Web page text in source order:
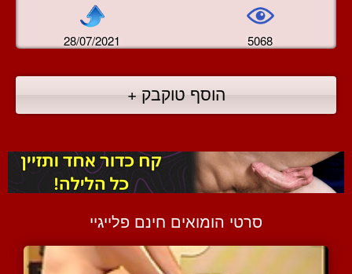
28/07/2021 5068
הוסף טוקבק +
סרטי הומואים חינם פלייגיי